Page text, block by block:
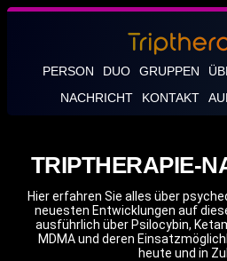
PERSON DUO GRUPPEN
NACHRICHT
KONTAKT
TRIPTHERAPIE-
Hier erfahren Sie alles über
neuesten Entwicklungen auf
ausführlich über Psilocybin,
MDMA und deren
heute und in